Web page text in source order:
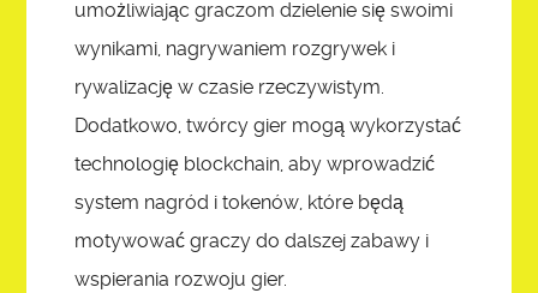
umożliwiając graczom dzielenie się swoimi
wynikami, nagrywaniem rozgrywek i
rywalizację w czasie rzeczywistym.
Dodatkowo, twórcy gier mogą wykorzystać
technologię blockchain, aby wprowadzić
system nagród i tokenów, które będą
motywować graczy do dalszej zabawy i
wspierania rozwoju gier.